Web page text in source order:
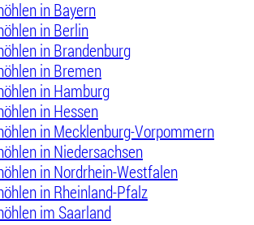
in Bayern
in Berlin
in Brandenburg
in Bremen
in Hamburg
in Hessen
in Mecklenburg-Vorpommern
in Niedersachsen
in Nordrhein-Westfalen
in Rheinland-Pfalz
im Saarland